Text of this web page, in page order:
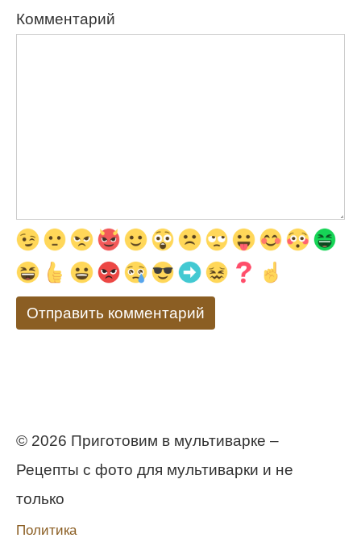
Комментарий
© 2026 Приготовим в мультиварке –
Рецепты с фото для мультиварки и не
только
Политика